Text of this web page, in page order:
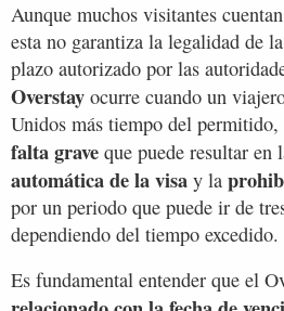
Aunque muchos visitantes
esta no garantiza la legalidad de
plazo autorizado por las
Overstay ocurre cuando un
Unidos más tiempo del
falta grave que puede resultar en
automática de la visa y la
por un periodo que puede ir de
dependiendo del tiempo excedido.
Es fundamental entender que el